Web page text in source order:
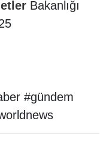
Bakanlığı
#gündem